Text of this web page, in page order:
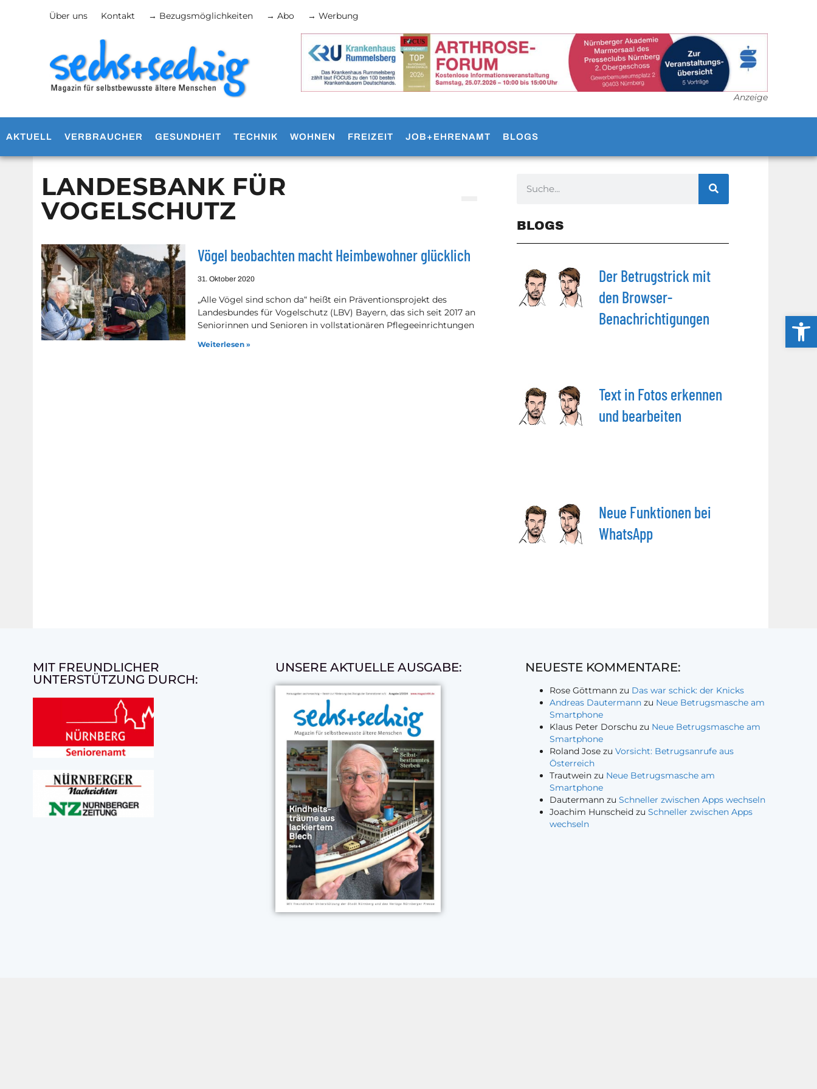
Über uns Kontakt → Bezugsmöglichkeiten → Abo → Werbung
Anzeige
AKTUELL VERBRAUCHER GESUNDHEIT TECHNIK WOHNEN FREIZEIT JOB+EHRENAMT BLOGS
LANDESBANK FÜR
VOGELSCHUTZ
Vögel beobachten macht Heimbewohner glücklich
31. Oktober 2020
„Alle Vögel sind schon da“ heißt ein Präventionsprojekt des
Landesbundes für Vogelschutz (LBV) Bayern, das sich seit 2017 an
Seniorinnen und Senioren in vollstationären Pflegeeinrichtungen
Weiterlesen »
BLOGS
Der Betrugstrick mit
den Browser-
Benachrichtigungen
Text in Fotos erkennen
und bearbeiten
Neue Funktionen bei
WhatsApp
MIT FREUNDLICHER
UNTERSTÜTZUNG DURCH:
UNSERE AKTUELLE AUSGABE: NEUESTE KOMMENTARE:
Rose Göttmann zu Das war schick: der Knicks
Andreas Dautermann zu Neue Betrugsmasche am
Smartphone
Klaus Peter Dorschu zu Neue Betrugsmasche am
Smartphone
Roland Jose zuVorsicht: Betrugsanrufe aus
Österreich
Trautwein zu Neue Betrugsmasche am
Smartphone
Dautermann zuSchneller zwischen Apps wechseln
Joachim Hunscheid zuSchneller zwischen Apps
wechseln